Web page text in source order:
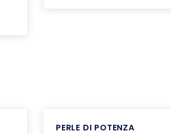
PERLE DI POTENZA